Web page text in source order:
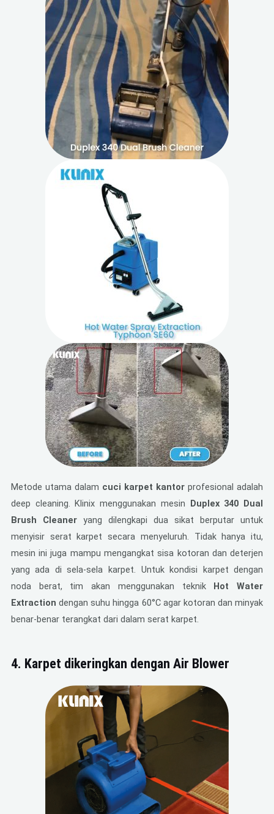
Metode utama dalam cuci karpet kantor profesional adalah
deep cleaning. Klinix menggunakan mesin Duplex 340 Dual
Brush Cleaneryang dilengkapi dua sikat berputar untuk
menyisir serat karpet secara menyeluruh. Tidak hanya itu,
mesin ini juga mampu mengangkat sisa kotoran dan deterjen
yang ada di sela-sela karpet. Untuk kondisi karpet dengan
noda berat, tim akan menggunakan teknik Hot Water
Extraction dengan suhu hingga 60°C agar kotoran dan minyak
benar-benar terangkat dari dalam serat karpet.
4. Karpet dikeringkan dengan Air Blower